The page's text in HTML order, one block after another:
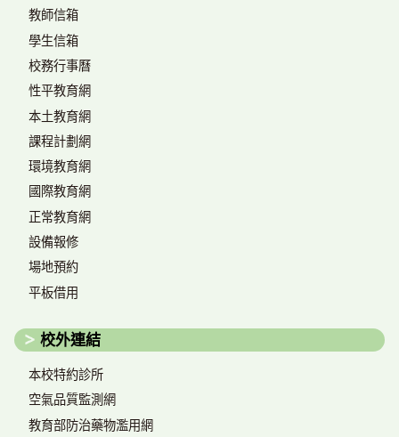
教師信箱
學生信箱
校務行事曆
性平教育網
本土教育網
課程計劃網
環境教育網
國際教育網
正常教育網
設備報修
場地預約
平板借用
校外連結
本校特約診所
空氣品質監測網
教育部防治藥物濫用網